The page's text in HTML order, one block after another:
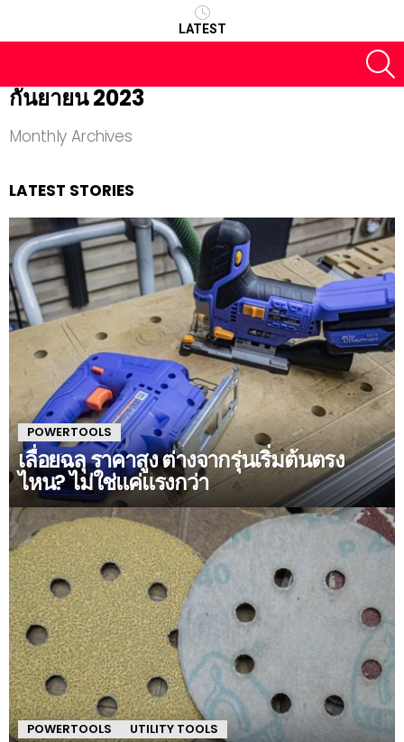
LATEST
กันยายน 2023
Monthly Archives
LATEST STORIES
POWERTOOLS
เลื่อยฉลุ ราคาสูง ต่างจากรุ่นเริ่มต้นตรง
ไหน? ไม่ใช่แค่แรงกว่า
POWERTOOLS UTILITY TOOLS